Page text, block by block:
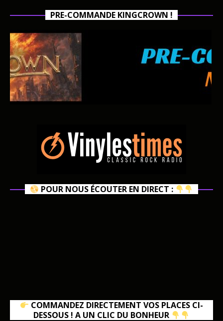
PRE-COMMANDE KINGCROWN !
POUR NOUS ÉCOUTER EN DIRECT :
COMMANDEZ DIRECTEMENT VOS PLACES CI-
DESSOUS ! A UN CLIC DU BONHEUR